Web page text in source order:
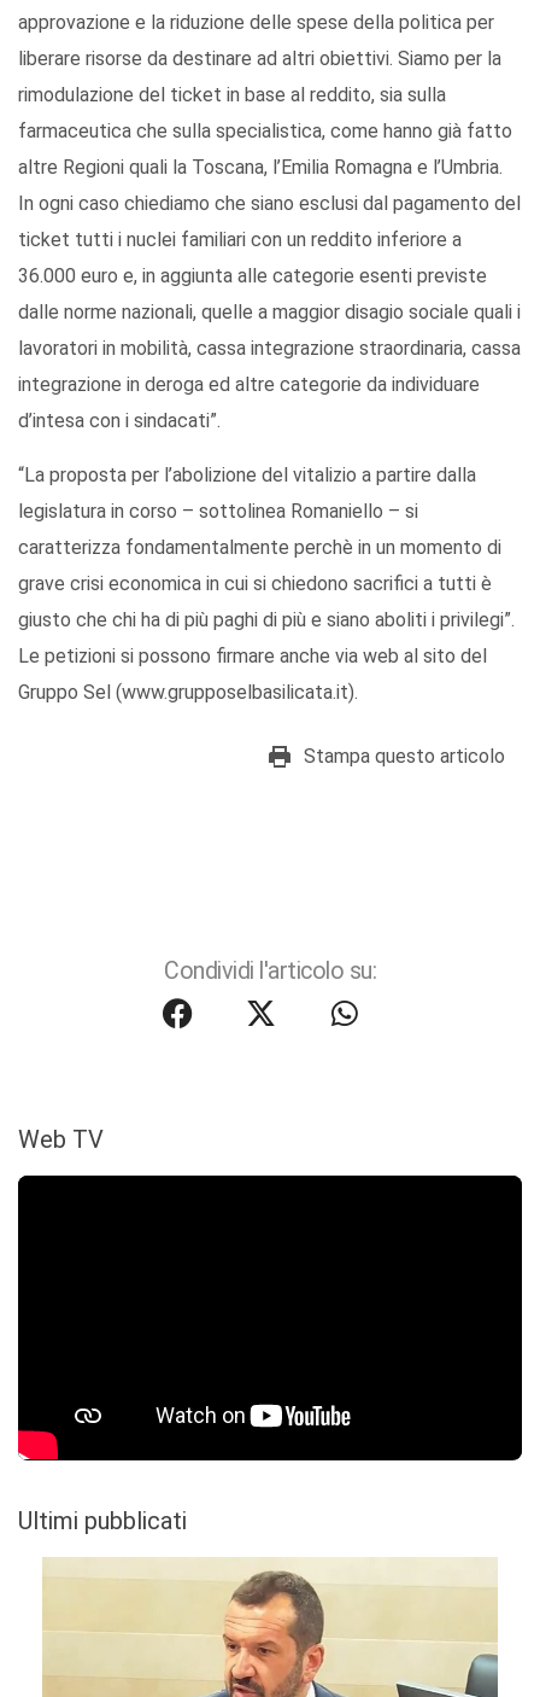
approvazione e la riduzione delle spese della politica per
liberare risorse da destinare ad altri obiettivi. Siamo per la
rimodulazione del ticket in base al reddito, sia sulla
farmaceutica che sulla specialistica, come hanno già fatto
altre Regioni quali la Toscana, l’Emilia Romagna e l’Umbria.
In ogni caso chiediamo che siano esclusi dal pagamento del
ticket tutti i nuclei familiari con un reddito inferiore a
36.000 euro e, in aggiunta alle categorie esenti previste
dalle norme nazionali, quelle a maggior disagio sociale quali i
lavoratori in mobilità, cassa integrazione straordinaria, cassa
integrazione in deroga ed altre categorie da individuare
d’intesa con i sindacati”.
“La proposta per l’abolizione del vitalizio a partire dalla
legislatura in corso – sottolinea Romaniello – si
caratterizza fondamentalmente perchè in un momento di
grave crisi economica in cui si chiedono sacrifici a tutti è
giusto che chi ha di più paghi di più e siano aboliti i privilegi”.
Le petizioni si possono firmare anche via web al sito del
Gruppo Sel (www.grupposelbasilicata.it).
Stampa questo articolo
Condividi l'articolo su:
Web TV
Ultimi pubblicati